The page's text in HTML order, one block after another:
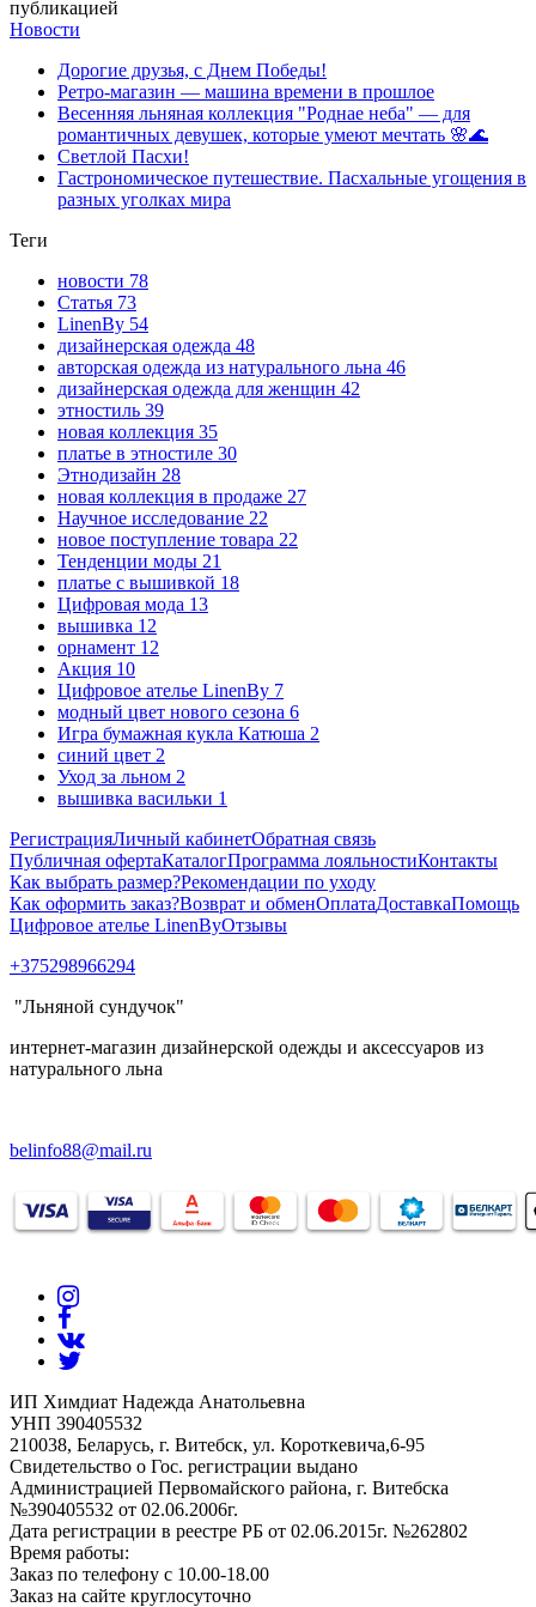
публикацией
Новости
Дорогие друзья, с Днем Победы!
Ретро-магазин — машина времени в прошлое
Весенняя льняная коллекция "Роднае неба" — для
романтичных девушек, которые умеют мечтать 🌸🌊
Светлой Пасхи!
Гастрономическое путешествие. Пасхальные угощения в
разных уголках мира
Теги
новости 78
Статья 73
LinenBy 54
дизайнерская одежда 48
авторская одежда из натурального льна 46
дизайнерская одежда для женщин 42
этностиль 39
новая коллекция 35
платье в этностиле 30
Этнодизайн 28
новая коллекция в продаже 27
Научное исследование 22
новое поступление товара 22
Тенденции моды 21
платье с вышивкой 18
Цифровая мода 13
вышивка 12
орнамент 12
Акция 10
Цифровое ателье LinenBy 7
модный цвет нового сезона 6
Игра бумажная кукла Катюша 2
синий цвет 2
Уход за льном 2
вышивка васильки 1
РегистрацияЛичный кабинетОбратная связь
Публичная офертаКаталогПрограмма лояльностиКонтакты
Как выбрать размер?Рекомендации по уходу
Как оформить заказ?Возврат и обменОплатаДоставкаПомощь
Цифровое ателье LinenByОтзывы
+375298966294
"Льняной сундучок"
интернет-магазин дизайнерской одежды и аксессуаров из
натурального льна
belinfo88@mail.ru
ИП Химдиат Надежда Анатольевна
УНП 390405532
210038, Беларусь, г. Витебск, ул. Короткевича,6-95
Свидетельство о Гос. регистрации выдано
Администрацией Первомайского района, г. Витебска
№390405532 от 02.06.2006г.
Дата регистрации в реестре РБ от 02.06.2015г. №262802
Время работы:
Заказ по телефону с 10.00-18.00
Заказ на сайте круглосуточно